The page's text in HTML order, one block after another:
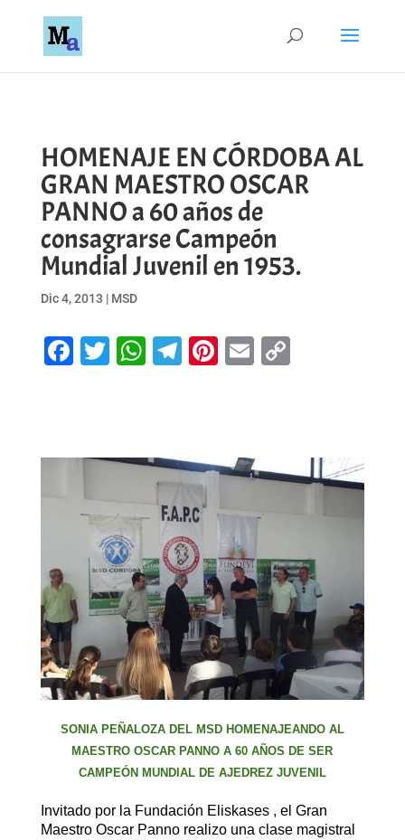
HOMENAJE EN CÓRDOBA AL
GRAN MAESTRO OSCAR
PANNO a 60 años de
consagrarse Campeón
Mundial Juvenil en 1953.
Dic 4, 2013 | MSD
Facebook
Twitter
WhatsApp
Telegram
Pinterest
EmailCopy
SONIA PEÑALOZA DEL MSD HOMENAJEANDO AL
MAESTRO OSCAR PANNO A 60 AÑOS DE SER
CAMPEÓN MUNDIAL DE AJEDREZ JUVENIL
Invitado por la Fundación Eliskases , el Gran
Maestro Oscar Panno realizo una clase magistral